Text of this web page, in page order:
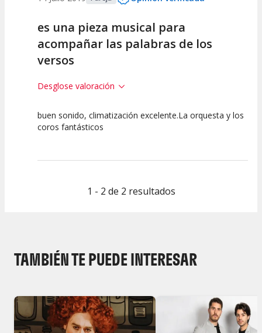
es una pieza musical para
acompañar las palabras de los
versos
Desglose valoración
10 10 10
buen sonido, climatización excelente.La orquesta y los
coros fantásticos
1 - 2 de 2 resultados
TAMBIÉN TE PUEDE INTERESAR